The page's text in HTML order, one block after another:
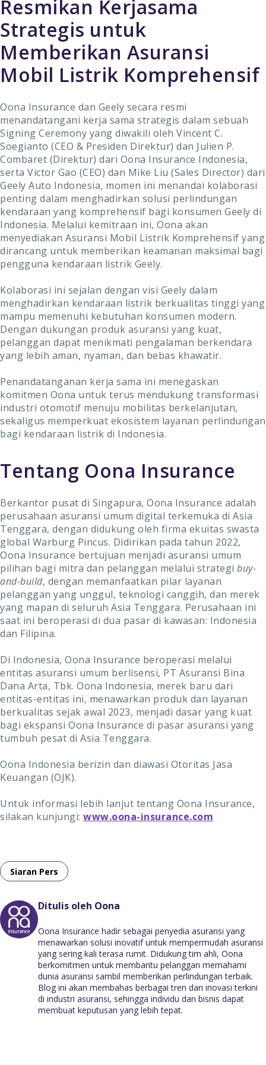
Resmikan Kerjasama
Strategis untuk
Memberikan Asuransi
Mobil Listrik Komprehensif
Oona Insurance dan Geely secara resmi
menandatangani kerja sama strategis dalam sebuah
Signing Ceremony yang diwakili oleh Vincent C.
Soegianto (CEO & Presiden Direktur) dan Julien P.
Combaret (Direktur) dari Oona Insurance Indonesia,
serta Victor Gao (CEO) dan Mike Liu (Sales Director) dari
Geely Auto Indonesia, momen ini menandai kolaborasi
penting dalam menghadirkan solusi perlindungan
kendaraan yang komprehensif bagi konsumen Geely di
Indonesia. Melalui kemitraan ini, Oona akan
menyediakan Asuransi Mobil Listrik Komprehensif yang
dirancang untuk memberikan keamanan maksimal bagi
pengguna kendaraan listrik Geely.
Kolaborasi ini sejalan dengan visi Geely dalam
menghadirkan kendaraan listrik berkualitas tinggi yang
mampu memenuhi kebutuhan konsumen modern.
Dengan dukungan produk asuransi yang kuat,
pelanggan dapat menikmati pengalaman berkendara
yang lebih aman, nyaman, dan bebas khawatir.
Penandatanganan kerja sama ini menegaskan
komitmen Oona untuk terus mendukung transformasi
industri otomotif menuju mobilitas berkelanjutan,
sekaligus memperkuat ekosistem layanan perlindungan
bagi kendaraan listrik di Indonesia.
Tentang Oona Insurance
Berkantor pusat di Singapura, Oona Insurance adalah
perusahaan asuransi umum digital terkemuka di Asia
Tenggara, dengan didukung oleh firma ekuitas swasta
global Warburg Pincus. Didirikan pada tahun 2022,
Oona Insurance bertujuan menjadi asuransi umum
pilihan bagi mitra dan pelanggan melalui strategi buy-
and-build, dengan memanfaatkan pilar layanan
pelanggan yang unggul, teknologi canggih, dan merek
yang mapan di seluruh Asia Tenggara. Perusahaan ini
saat ini beroperasi di dua pasar di kawasan: Indonesia
dan Filipina.
Di Indonesia, Oona Insurance beroperasi melalui
entitas asuransi umum berlisensi, PT Asuransi Bina
Dana Arta, Tbk. Oona Indonesia, merek baru dari
entitas-entitas ini, menawarkan produk dan layanan
berkualitas sejak awal 2023, menjadi dasar yang kuat
bagi ekspansi Oona Insurance di pasar asuransi yang
tumbuh pesat di Asia Tenggara.
Oona Indonesia berizin dan diawasi Otoritas Jasa
Keuangan (OJK).
Untuk informasi lebih lanjut tentang Oona Insurance,
silakan kunjungi: www.oona-insurance.com
Siaran Pers
Ditulis oleh Oona
Oona Insurance hadir sebagai penyedia asuransi yang
menawarkan solusi inovatif untuk mempermudah asuransi
yang sering kali terasa rumit. Didukung tim ahli, Oona
berkomitmen untuk membantu pelanggan memahami
dunia asuransi sambil memberikan perlindungan terbaik.
Blog ini akan membahas berbagai tren dan inovasi terkini
di industri asuransi, sehingga individu dan bisnis dapat
membuat keputusan yang lebih tepat.